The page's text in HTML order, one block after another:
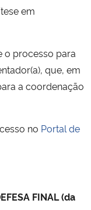
em
o processo para
que, em
a coordenação
no Portal de
FINAL (da